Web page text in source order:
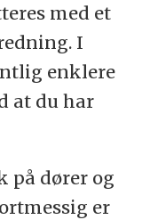
med et
I
enklere
at du har
på dører og
er